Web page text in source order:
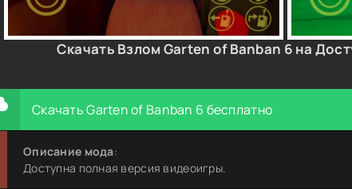
Скачать Взлом Garten of Banban 6 на
Скачать Garten of Banban 6 бесплатно
Описание мода:
Доступна полная версия видеоигры.